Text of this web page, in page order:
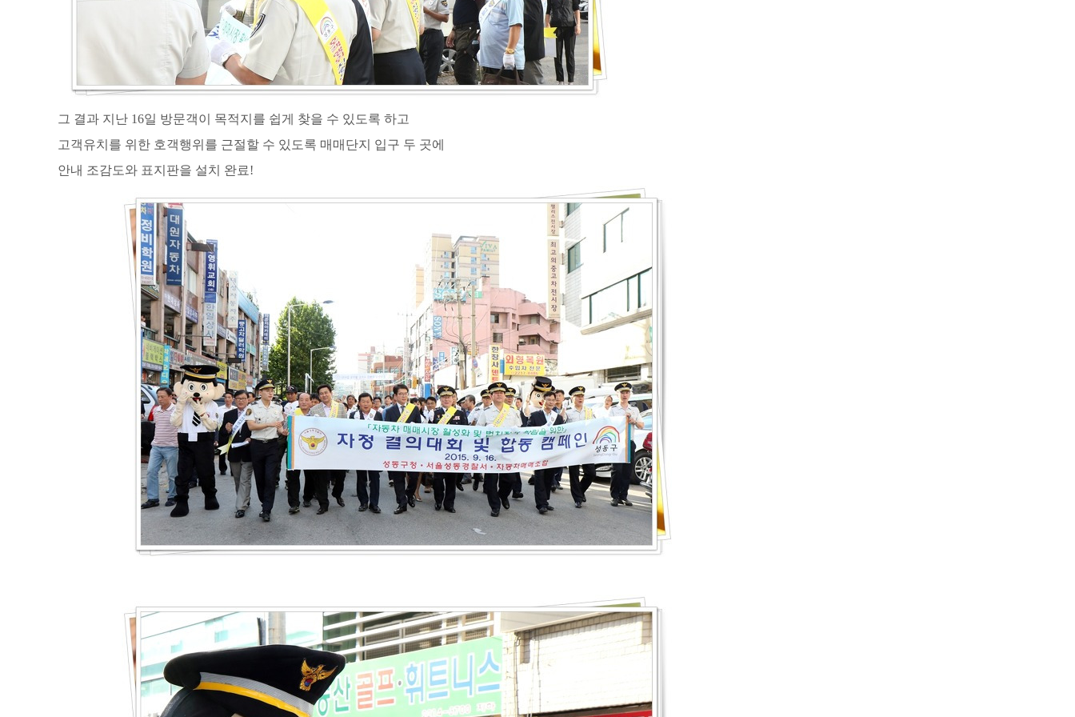
그 결과 지난 16일 방문객이 목적지를 쉽게 찾을 수 있도록 하고
고객유치를 위한 호객행위를 근절할 수 있도록 매매단지 입구 두 곳에
안내 조감도와 표지판을 설치 완료!